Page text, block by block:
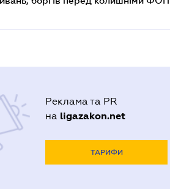
Реклама та PR
на ligazakon.net
ТАРИФИ